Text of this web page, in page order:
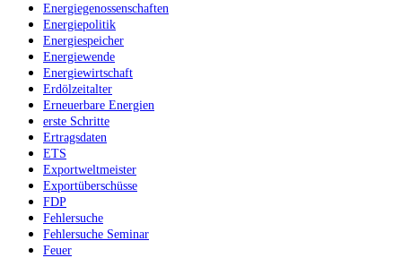
Energiegenossenschaften
Energiepolitik
Energiespeicher
Energiewende
Energiewirtschaft
Erdölzeitalter
Erneuerbare Energien
erste Schritte
Ertragsdaten
ETS
Exportweltmeister
Exportüberschüsse
FDP
Fehlersuche
Fehlersuche Seminar
Feuer